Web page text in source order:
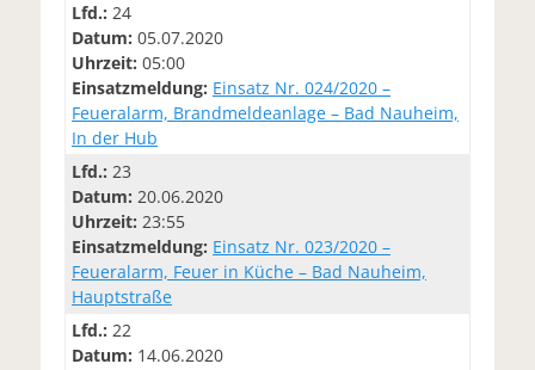
Lfd.: 24
Datum: 05.07.2020
Uhrzeit: 05:00
Einsatzmeldung: Einsatz Nr. 024/2020 –
Feueralarm, Brandmeldeanlage – Bad Nauheim,
In der Hub
Lfd.: 23
Datum: 20.06.2020
Uhrzeit: 23:55
Einsatzmeldung: Einsatz Nr. 023/2020 –
Feueralarm, Feuer in Küche – Bad Nauheim,
Hauptstraße
Lfd.: 22
Datum: 14.06.2020